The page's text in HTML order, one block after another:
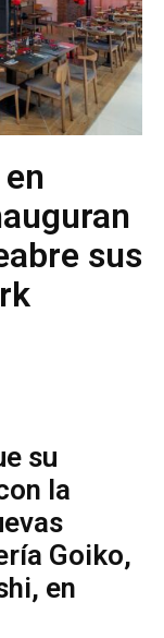
sus
su
la
Goiko,
en